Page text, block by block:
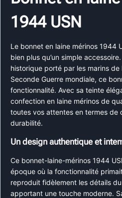
1944 USN
Le bonnet en laine mérinos 1944
bien plus qu’un simple
historique porté par les marins de
Seconde Guerre mondiale, ce
fonctionnalité. Avec sa teinte
confection en laine mérinos de
toutes vos attentes en termes de
durabilité.
Un design authentique et
Ce bonnet-laine-mérinos 1944
époque où la fonctionnalité
reproduit fidèlement les détails
apportant une touche moderne.